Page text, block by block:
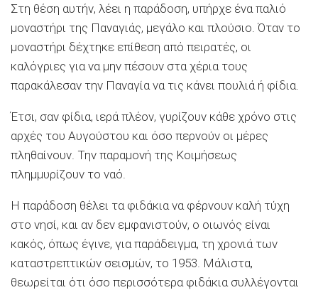
Στη θέση αυτήν, λέει η παράδοση, υπήρχε ένα παλιό
μοναστήρι της Παναγιάς, μεγάλο και πλούσιο. Όταν το
μοναστήρι δέχτηκε επίθεση από πειρατές, οι
καλόγριες για να μην πέσουν στα χέρια τους
παρακάλεσαν την Παναγία να τις κάνει πουλιά ή φίδια.
Έτσι, σαν φίδια, ιερά πλέον, γυρίζουν κάθε χρόνο στις
αρχές του Αυγούστου και όσο περνούν οι μέρες
πληθαίνουν. Την παραμονή της Κοιμήσεως
πλημμυρίζουν το ναό.
Η παράδοση θέλει τα φιδάκια να φέρνουν καλή τύχη
στο νησί, και αν δεν εμφανιστούν, ο οιωνός είναι
κακός, όπως έγινε, για παράδειγμα, τη χρονιά των
καταστρεπτικών σεισμών, το 1953. Μάλιστα,
θεωρείται ότι όσο περισσότερα φιδάκια συλλέγονται